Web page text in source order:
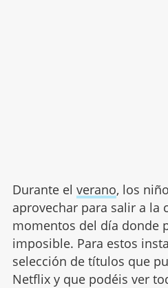
Durante el verano, los
aprovechar para salir a la
momentos del día donde
imposible. Para estos
selección de títulos que
Netflix y que podéis ver